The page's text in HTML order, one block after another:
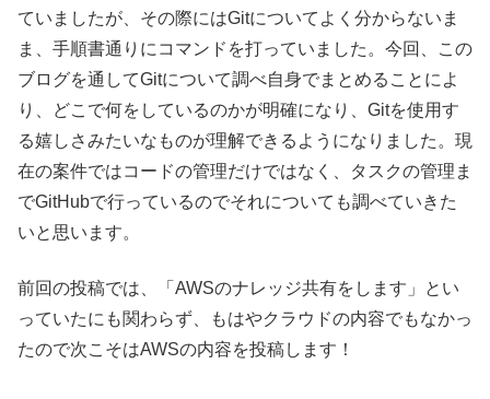
ていましたが、その際にはGitについてよく分からないま
ま、手順書通りにコマンドを打っていました。今回、この
ブログを通してGitについて調べ自身でまとめることによ
り、どこで何をしているのかが明確になり、Gitを使用す
る嬉しさみたいなものが理解できるようになりました。現
在の案件ではコードの管理だけではなく、タスクの管理ま
でGitHubで行っているのでそれについても調べていきた
いと思います。
前回の投稿では、「AWSのナレッジ共有をします」とい
っていたにも関わらず、もはやクラウドの内容でもなかっ
たので次こそはAWSの内容を投稿します！